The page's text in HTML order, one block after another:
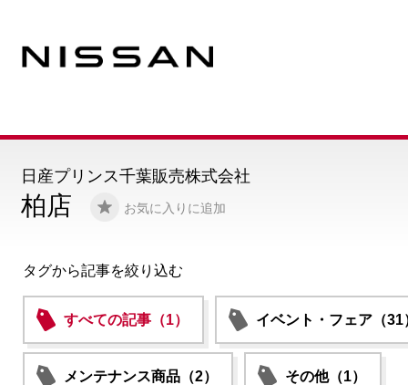
柏店 お気に入りに追加
日産プリンス千葉販売株式会社
タグから記事を絞り込む
すべての記事（1） イベント・フェア（31
メンテナンス商品（2） その他（1）